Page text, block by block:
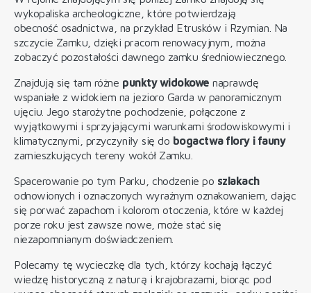
wykopaliska archeologiczne, które potwierdzają
obecność osadnictwa, na przykład Etrusków i Rzymian. Na
szczycie Zamku, dzięki pracom renowacyjnym, można
zobaczyć pozostałości dawnego zamku średniowiecznego.
Znajdują się tam różne punkty widokowe naprawdę
wspaniałe z widokiem na jezioro Garda w panoramicznym
ujęciu. Jego starożytne pochodzenie, połączone z
wyjątkowymi i sprzyjającymi warunkami środowiskowymi i
klimatycznymi, przyczyniły się do bogactwa flory i fauny
zamieszkujących tereny wokół Zamku.
Spacerowanie po tym Parku, chodzenie po szlakach
odnowionych i oznaczonych wyraźnym oznakowaniem, dając
się porwać zapachom i kolorom otoczenia, które w każdej
porze roku jest zawsze nowe, może stać się
niezapomnianym doświadczeniem.
Polecamy tę wycieczkę dla tych, którzy kochają łączyć
wiedzę historyczną z naturą i krajobrazami, biorąc pod